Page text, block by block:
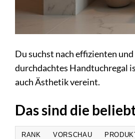
Du suchst nach effizienten
durchdachtes Handtuchregal
auch Ästhetik vereint.
Das sind die
RANK VORSCHAU